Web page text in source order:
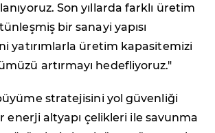
Son yıllarda farklı üretim
bir sanayi yapısı
yatırımlarla üretim kapasitemizi
artırmayı hedefliyoruz."
stratejisini yol güvenliği
enerji altyapı çelikleri ile savunma